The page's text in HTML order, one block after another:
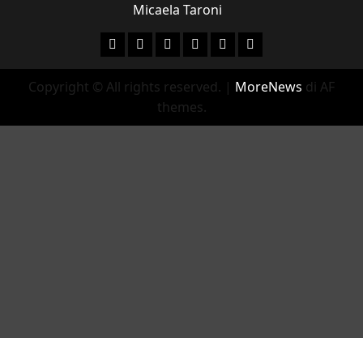
Micaela Taroni
FacebookInstagram
YouTubeTwitterEmailEnte
Parco
Naturale
Copyright © All rights reserved. | MoreNews di AF
themes.